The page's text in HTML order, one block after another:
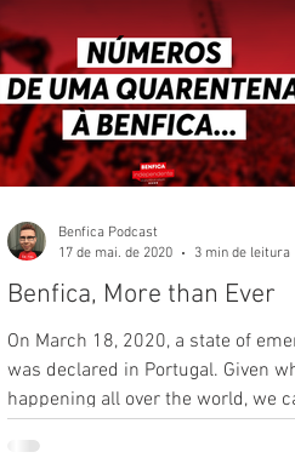
Não chega já de camisolas?
Maior que Portugal Bola na
Túnel da Luz Mística Gloriosa
Umbabarauma Topo Norte
Benfica, More than Ever
On March 18, 2020, a state of
was declared in Portugal. Given
happening all over the world, we
Benfica Podcast
17 de mai. de 2020
3 min de leitura